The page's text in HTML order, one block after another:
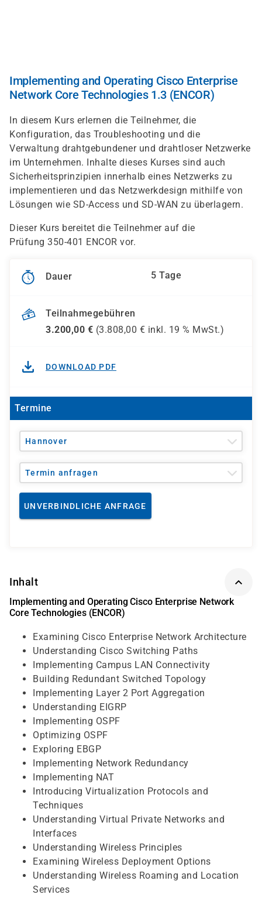
Implementing and Operating Cisco Enterprise
Network Core Technologies 1.3 (ENCOR)
In diesem Kurs erlernen die Teilnehmer, die
Konfiguration, das Troubleshooting und die
Verwaltung drahtgebundener und drahtloser Netzwerke
im Unternehmen. Inhalte dieses Kurses sind auch
Sicherheitsprinzipien innerhalb eines Netzwerks zu
implementieren und das Netzwerkdesign mithilfe von
Lösungen wie SD-Access und SD-WAN zu überlagern.
Dieser Kurs bereitet die Teilnehmer auf die
Prüfung 350-401 ENCOR vor.
Dauer 5 Tage
Teilnahmegebühren
3.200,00 € (3.808,00 € inkl. 19 % MwSt.)
DOWNLOAD PDF
Termine
Hannover
Termin anfragen
UNVERBINDLICHE ANFRAGE
Inhalt
Implementing and Operating Cisco Enterprise Network
Core Technologies (ENCOR)
Examining Cisco Enterprise Network Architecture
Understanding Cisco Switching Paths
Implementing Campus LAN Connectivity
Building Redundant Switched Topology
Implementing Layer 2 Port Aggregation
Understanding EIGRP
Implementing OSPF
Optimizing OSPF
Exploring EBGP
Implementing Network Redundancy
Implementing NAT
Introducing Virtualization Protocols and
Techniques
Understanding Virtual Private Networks and
Interfaces
Understanding Wireless Principles
Examining Wireless Deployment Options
Understanding Wireless Roaming and Location
Services